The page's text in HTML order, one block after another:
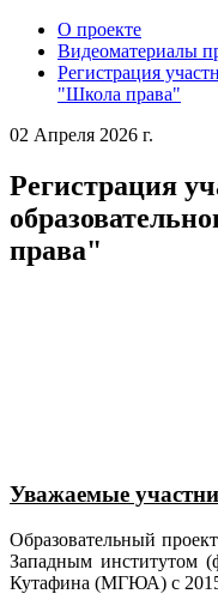
О проекте
Видеоматериалы
Регистрация
"Школа права"
02 Апреля 2026 г.
Регистрация
права"
Уважаемые
Образовательный
Западным институтом
Кутафина (МГЮА) с